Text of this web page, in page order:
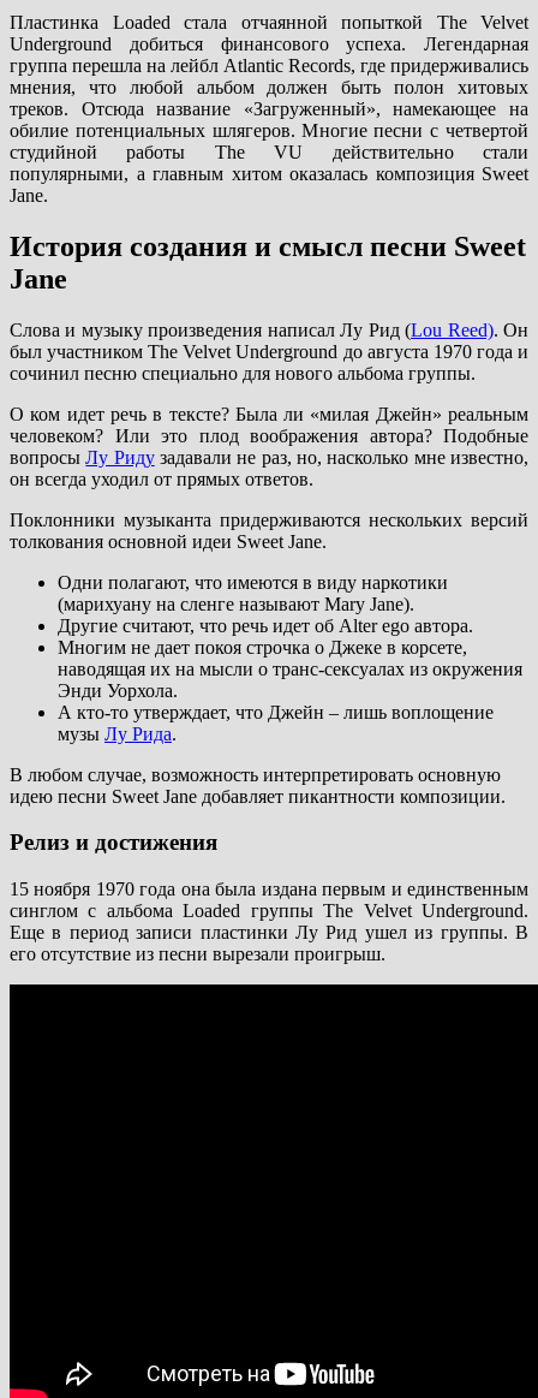
Пластинка Loaded стала отчаянной попыткой The Velvet
Underground добиться финансового успеха. Легендарная
группа перешла на лейбл Atlantic Records, где придерживались
мнения, что любой альбом должен быть полон хитовых
треков. Отсюда название «Загруженный», намекающее на
обилие потенциальных шлягеров. Многие песни с четвертой
студийной работы The VU действительно стали
популярными, а главным хитом оказалась композиция Sweet
Jane.
История создания и смысл песни Sweet
Jane
Слова и музыку произведения написал Лу Рид (Lou Reed). Он
был участником The Velvet Underground до августа 1970 года и
сочинил песню специально для нового альбома группы.
О ком идет речь в тексте? Была ли «милая Джейн» реальным
человеком? Или это плод воображения автора? Подобные
вопросыЛу Ридузадавали не раз, но, насколько мне известно,
он всегда уходил от прямых ответов.
Поклонники музыканта придерживаются нескольких версий
толкования основной идеи Sweet Jane.
Одни полагают, что имеются в виду наркотики
(марихуану на сленге называют Mary Jane).
Другие считают, что речь идет об Alter ego автора.
Многим не дает покоя строчка о Джеке в корсете,
наводящая их на мысли о транс-сексуалах из окружения
Энди Уорхола.
А кто-то утверждает, что Джейн – лишь воплощение
музы Лу Рида.
В любом случае, возможность интерпретировать основную
идею песни Sweet Jane добавляет пикантности композиции.
Релиз и достижения
15 ноября 1970 года она была издана первым и единственным
синглом с альбома Loaded группы The Velvet Underground.
Еще в период записи пластинки Лу Рид ушел из группы. В
его отсутствие из песни вырезали проигрыш.